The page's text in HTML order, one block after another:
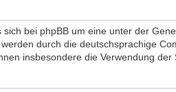
bei phpBB um eine unter der
durch die deutschsprachige
insbesondere die Verwendung